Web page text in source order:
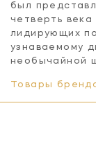
был
четверть
лидирующих
узнаваемому
необычайной
Товары